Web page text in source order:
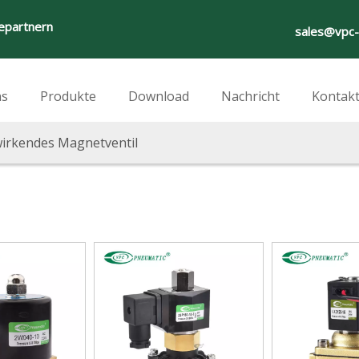
Produkte Download Nachricht
Magnetventil